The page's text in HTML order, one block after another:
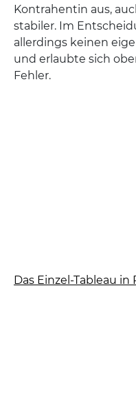
Kontrahentin aus,
stabiler. Im
allerdings keinen
und erlaubte sich
Fehler.
Das Einzel-Tableau in